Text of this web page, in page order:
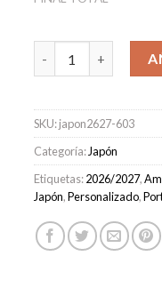
Camiseta Japón
SKU:japon2627-603
Categoría: Japón
Etiquetas:2026/2027,
Japón,Personalizado,